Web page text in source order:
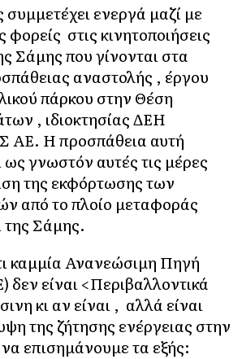
ενεργά μαζί με
φορείς στις κινητοποιήσεις
Σάμης που γίνονται στα
αναστολής , έργου
πάρκου στην Θέση
, ιδιοκτησίας ΔΕΗ
Η προσπάθεια αυτή
ως γνωστόν αυτές τις μέρες
της εκφόρτωσης των
από το πλοίο μεταφοράς
της Σάμης.
καμμία Ανανεώσιμη Πηγή
είναι <Περιβαλλοντικά
κι αν είναι , αλλά είναι
της ζήτησης ενέργειας στην
επισημάνουμε τα εξής: